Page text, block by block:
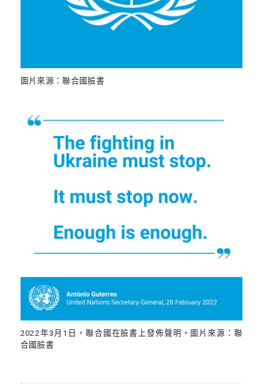
圖片來源：聯合國臉書
2022年3月1日，聯合國在臉書上發佈聲明。圖片來源：聯
合國臉書